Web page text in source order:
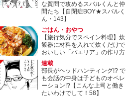
な質問で攻めるスバルくんと仲
間たち【自閉症BOY★スバルく
ん・143】
ごはん・おやつ
【旅行気分でスペイン料理】炊
飯器に材料を入れて炊くだけで
おいしい「パエリア」の作り方
連載
部長がヘッドハンティング!? で
も会話の中身は子どものオペレ
ーション!?【こんな上司と働き
たいわけでして！58】